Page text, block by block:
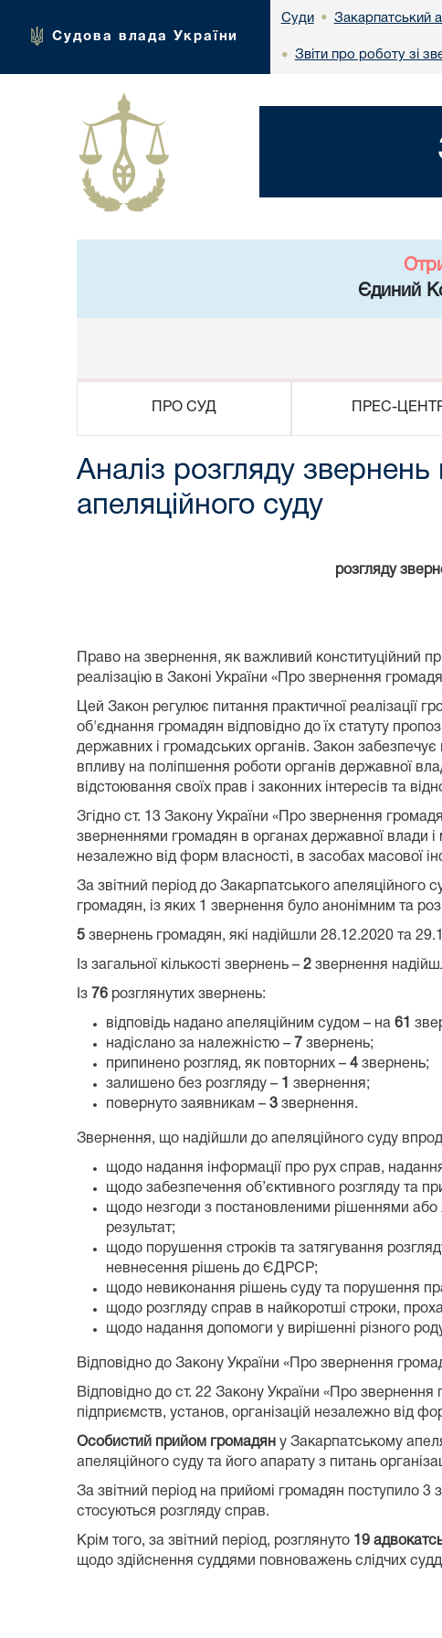
Судова влада України
Суди • Закарпатський
• Звіти про роботу зі
Єдиний
ПРО СУД ПРЕС-
Аналіз розгляду
апеляційного суду
розгляду
Право на звернення, як важливий конституційний
реалізацію в Законі України «Про звернення
Цей Закон регулює питання практичної реалізації
об'єднання громадян відповідно до їх статуту
державних і громадських органів. Закон
впливу на поліпшення роботи органів державної
відстоювання своїх прав і законних інтересів та
Згідно ст. 13 Закону України «Про звернення
зверненнями громадян в органах державної влади
незалежно від форм власності, в засобах масової
За звітний період до Закарпатського апеляційного
громадян, із яких 1 звернення було анонімним та
5 звернень громадян, які надійшли 28.12.2020 та
Із загальної кількості звернень – 2 звернення
Із 76 розглянутих звернень:
відповідь надано апеляційним судом – на 61
надіслано за належністю – 7 звернень;
припинено розгляд, як повторних – 4 звернень;
залишено без розгляду – 1 звернення;
повернуто заявникам – 3 звернення.
Звернення, що надійшли до апеляційного суду
щодо надання інформації про рух справ,
щодо забезпечення об’єктивного розгляду та
щодо незгоди з постановленими рішеннями або
результат;
щодо порушення строків та затягування
невнесення рішень до ЄДРСР;
щодо невиконання рішень суду та порушення
щодо розгляду справ в найкоротші строки,
щодо надання допомоги у вирішенні різного
Відповідно до Закону України «Про звернення
Відповідно до ст. 22 Закону України «Про
підприємств, установ, організацій незалежно від
Особистий прийом громадян у Закарпатському
апеляційного суду та його апарату з питань
За звітний період на прийомі громадян поступило 3
стосуються розгляду справ.
Крім того, за звітний період, розглянуто 19
щодо здійснення суддями повноважень слідчих